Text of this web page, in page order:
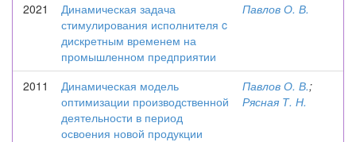
2021
Динамическая задача
стимулирования исполнителя c
дискретным временем на
промышленном предприятии
Павлов О. В.
2011
Динамическая модель
оптимизации производственной
деятельности в период
освоения новой продукции
Павлов О. В.;
Рясная Т. Н.